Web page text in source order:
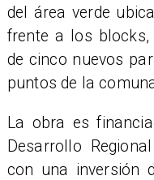
del área verde
frente a los
de cinco nuevos
puntos de la
La obra es
Desarrollo
con una inversión